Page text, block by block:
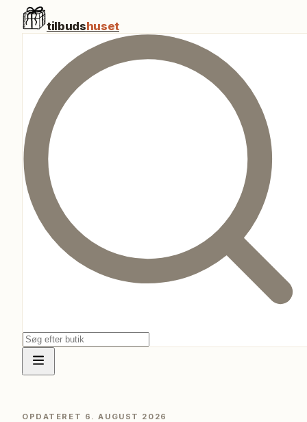
tilbudshuset
OPDATERET 6. AUGUST 2026